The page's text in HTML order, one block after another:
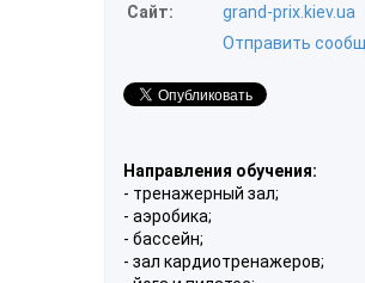
Сайт:
grand-prix.kiev.ua
Отправить
Направления обучения:
- тренажерный зал;
- аэробика;
- бассейн;
- зал кардиотренажеров;